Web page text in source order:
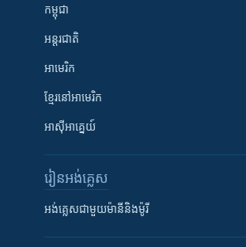
កម្ពុជា
អន្តរជាតិ
អាមេរិក
ខ្មែរ​នៅអាមេរិក
អាស៊ីអាគ្នេយ៍
រៀន​​អង់គ្លេស
អង់គ្លេស​ជាមួយ​ម៉ានី​និង​ម៉ូរី